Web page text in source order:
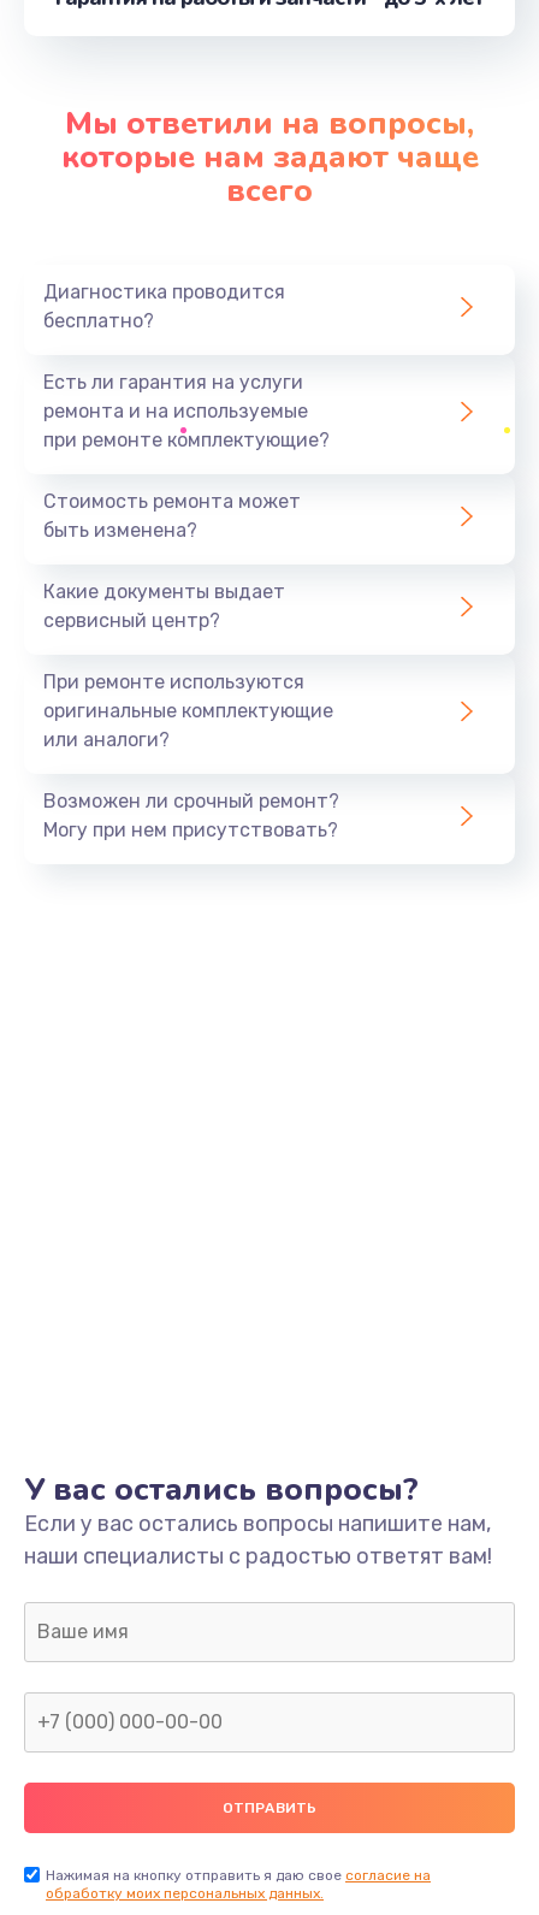
от 1060 руб.
Замена видеокарты
от 2045 руб.
Заказать
от 620 руб.
от 890 руб.
Замена разъёмов (HDMI, DVI, Дисплей порта)
Заказать
Замена шлейфа матрицы
от 1095 руб.
от 995 руб.
Заказать
Настройка ОС
Восстановление данных
Заказать
Настройка Wi-Fi
от 1195 руб.
Мы ответили на вопросы,
которые нам задают чаще
всего
Диагностика проводится
бесплатно?
Есть ли гарантия на услуги
ремонта и на используемые
при ремонте комплектующие?
Стоимость ремонта может
быть изменена?
Какие документы выдает
сервисный центр?
При ремонте используются
оригинальные комплектующие
или аналоги?
Возможен ли срочный ремонт?
Могу при нем присутствовать?
У вас остались вопросы?
Если у вас остались вопросы напишите нам,
наши специалисты с радостью ответят вам!
Нажимая на кнопку отправить я даю свое согласие на
обработку моих персональных данных.